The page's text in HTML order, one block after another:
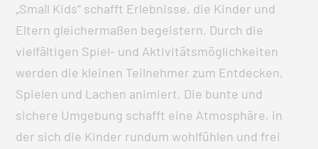
„Small Kids“ schafft Erlebnisse, die Kinder und
Eltern gleichermaßen begeistern. Durch die
vielfältigen Spiel- und Aktivitätsmöglichkeiten
werden die kleinen Teilnehmer zum Entdecken,
Spielen und Lachen animiert. Die bunte und
sichere Umgebung schafft eine Atmosphäre, in
der sich die Kinder rundum wohlfühlen und frei